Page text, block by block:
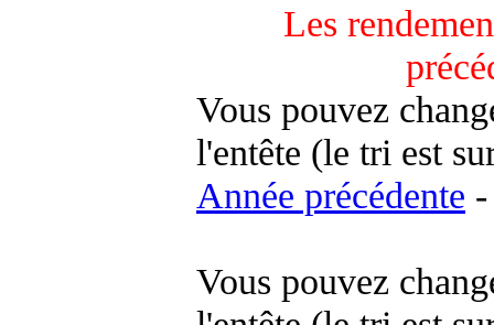
Les
Vous pouvez
l'entête (le tri est
Année précédente
Vous pouvez